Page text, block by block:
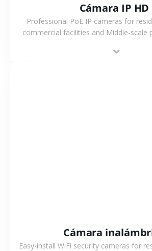
Cámara IP HD
Professional PoE IP cameras for
commercial facilities and Middle-scale
support.
Cámara
Easy-install WiFi security cameras for